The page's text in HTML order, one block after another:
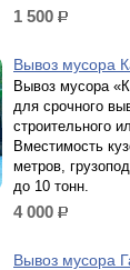
1 500 р.
Вывоз мусора
Вывоз мусора
для срочного
строительного
Вместимость
метров,
до 10 тонн.
4 000 р.
Вывоз мусора